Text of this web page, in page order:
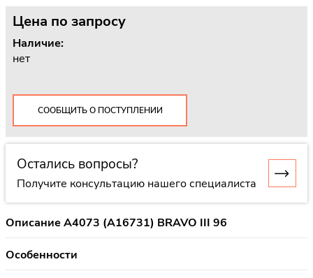
Цена по запросу
Наличие:
нет
СООБЩИТЬ О ПОСТУПЛЕНИИ
Остались вопросы?
Получите консультацию нашего специалиста
Описание A4073 (A16731) BRAVO III 96
Особенности